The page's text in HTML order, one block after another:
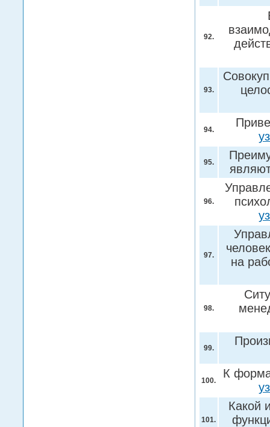
92.
93.
94.
95.
96.
97.
на
98.
99.
100.
К
101.
Какой